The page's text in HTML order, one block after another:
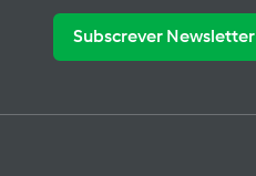
Subscrever Newsletter